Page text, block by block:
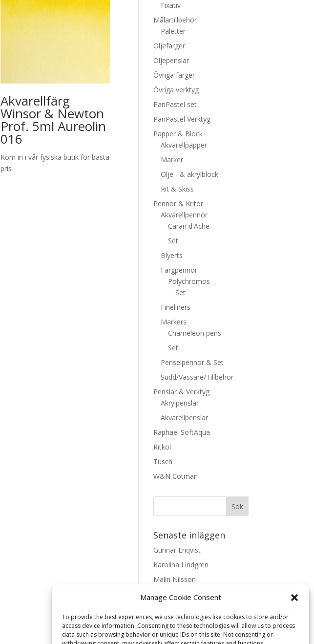
Manage Cookie Consent
To provide the best experiences, we use technologies like cookies to store and/or
access device information. Consenting to these technologies will allow us to process
data such as browsing behavior or unique IDs on this site. Not consenting or
Akvarellfärg
Winsor & Newton
Prof. 5ml Aureolin
016
Kom in i vår fysiska butik för bästa
pris
Fixativ
Målartillbehör
Paletter
Oljefärger
Oljepenslar
Övriga färger
Övriga verktyg
PanPastel set
PanPastel Verktyg
Papper & Block
Akvarellpapper
Marker
Olje - & akrylblock
Rit & Skiss
Pennor & Kritor
Akvarellpennor
Caran d'Ache
Set
Blyerts
Färgpennor
Polychromos
Set
Fineliners
Markers
Chameleon pens
Set
Penselpennor & Set
Sudd/Vässare/Tillbehör
Penslar & Verktyg
Akrylpenslar
Akvarellpenslar
Raphael SoftAqua
Ritkol
Tusch
W&N Cotman
Senaste inläggen
Gunnar Enqvist
Karolina Lindgren
Malin Nilsson
Mattis Skogsskir
Textarkiv